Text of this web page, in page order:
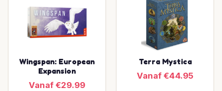
Wingspan: European
Expansion
Vanaf €29.99
Terra Mystica
Vanaf €44.95